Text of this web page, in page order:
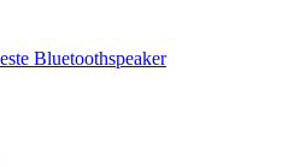
Bluetoothspeaker